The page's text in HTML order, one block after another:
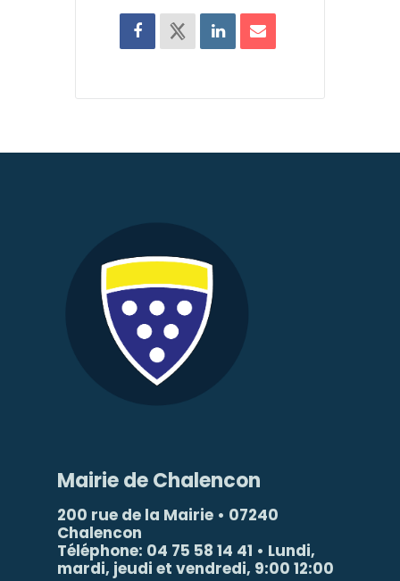
Mairie de Chalencon
200 rue de la Mairie • 07240
Chalencon
Téléphone: 04 75 58 14 41 • Lundi,
mardi, jeudi et vendredi, 9:00 12:00